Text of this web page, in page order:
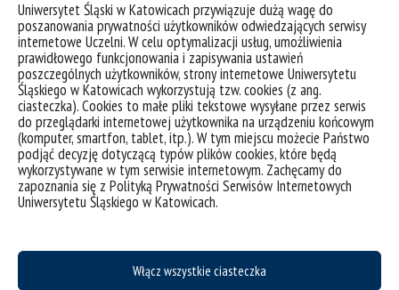
Uniwersytet Śląski w Katowicach przywiązuje dużą wagę do
poszanowania prywatności użytkowników odwiedzających serwisy
internetowe Uczelni. W celu optymalizacji usług, umożliwienia
prawidłowego funkcjonowania i zapisywania ustawień
poszczególnych użytkowników, strony internetowe Uniwersytetu
Śląskiego w Katowicach wykorzystują tzw. cookies (z ang.
ciasteczka). Cookies to małe pliki tekstowe wysyłane przez serwis
do przeglądarki internetowej użytkownika na urządzeniu końcowym
(komputer, smartfon, tablet, itp.). W tym miejscu możecie Państwo
podjąć decyzję dotyczącą typów plików cookies, które będą
wykorzystywane w tym serwisie internetowym. Zachęcamy do
zapoznania się z Polityką Prywatności Serwisów Internetowych
Uniwersytetu Śląskiego w Katowicach.
Włącz wszystkie ciasteczka